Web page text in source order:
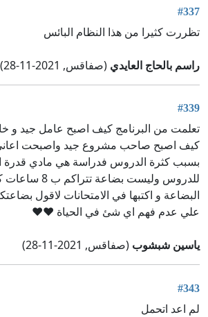
#337
تظررت كثيرا من هذا النظام البائس
راسم بالحاج العايدي (صفاقس, 2021-11-28)
#339
تعلمت من البرنامج كيف اصبح عامل جيد و
كيف اصبح صاحب مشروع جيد واصبحت
بسبب كثرة الدروس فدراسة هي مادي قدرة
للدروس وليست
البضاعة و اكتبها في الامتحانات لاقول
علي عدم فهم اي شئ في الحياة ❤️❤️
ياسين شبشوب (صفاقس, 2021-11-28)
#343
لم اعد اتحمل